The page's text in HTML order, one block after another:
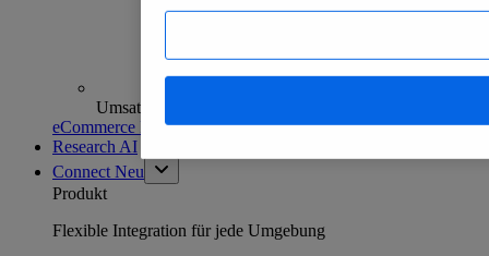
Umsatzanalysen und -prognosen
eCommerce Insights entdecken
Research AI
Connect Neu
Produkt
Flexible Integration für jede Umgebung